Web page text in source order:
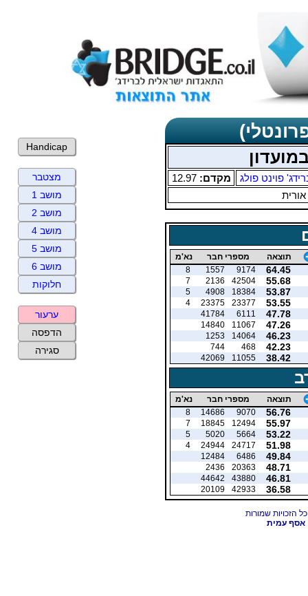
פוינט פולג מקדם:12.97
אורית
תוצאה מספרי חבר נא'מ
64.45
9174
1557
8
55.68
42504
2136
7
53.87
18384
4908
5
53.55
23377
23375
4
47.78
6111
41784
47.26
11067
14840
46.23
14064
1253
42.23
468
744
38.42
11055
42069
תוצאה מספרי חבר נא'מ
56.76
9070
14686
8
55.97
12494
18845
7
53.22
5664
5020
5
51.98
24717
24944
4
49.84
6486
12484
48.71
20363
2436
46.81
43880
44642
36.58
42933
20109
אסף עמית
Handicap
מצטבר
מושב 1
מושב 2
מושב 4
מושב 5
מושב 6
חלוקות
ערעור
הדפסה
סגירה